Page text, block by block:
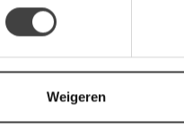
Weigeren